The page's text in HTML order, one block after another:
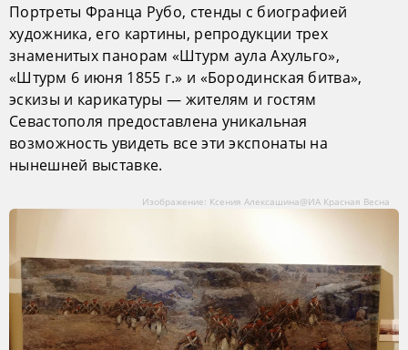
Портреты Франца Рубо, стенды с биографией
художника, его картины, репродукции трех
знаменитых панорам «Штурм аула Ахульго»,
«Штурм 6 июня 1855 г.» и «Бородинская битва»,
эскизы и карикатуры — жителям и гостям
Севастополя предоставлена уникальная
возможность увидеть все эти экспонаты на
нынешней выставке.
Изображение: Ксения Алексашина@ИА Красная Весна